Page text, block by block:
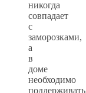
никогда
совпадает
с
заморозками,
а
в
доме
необходимо
поддерживать